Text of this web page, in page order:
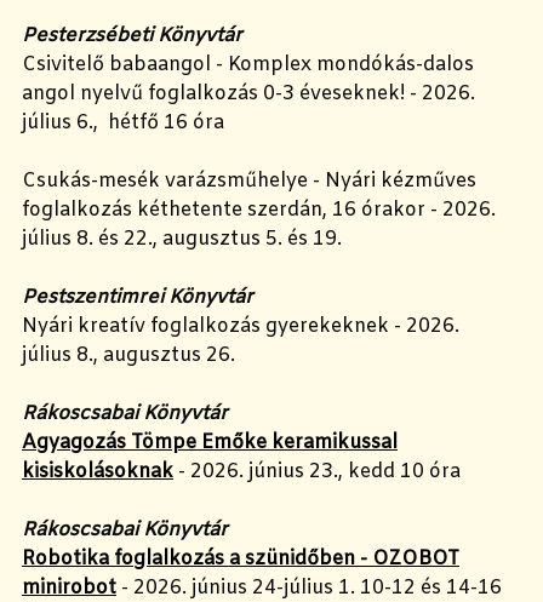
Pesterzsébeti Könyvtár
Csivitelő babaangol - Komplex mondókás-dalos
angol nyelvű foglalkozás 0-3 éveseknek! - 2026.
július 6., hétfő 16 óra
Csukás-mesék varázsműhelye - Nyári kézműves
foglalkozás kéthetente szerdán, 16 órakor - 2026.
július 8. és 22., augusztus 5. és 19.
Pestszentimrei Könyvtár
Nyári kreatív foglalkozás gyerekeknek - 2026.
július 8., augusztus 26.
Rákoscsabai Könyvtár
Agyagozás Tömpe Emőke keramikussal
kisiskolásoknak - 2026. június 23., kedd 10 óra
Rákoscsabai Könyvtár
Robotika foglalkozás a szünidőben - OZOBOT
minirobot - 2026. június 24-július 1. 10-12 és 14-16